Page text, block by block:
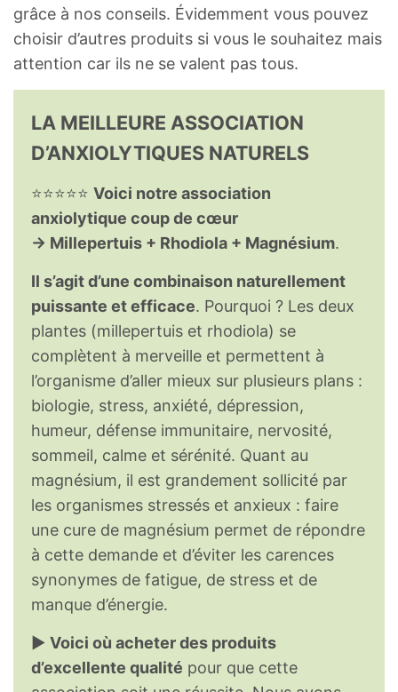
grâce à nos conseils. Évidemment vous pouvez
choisir d’autres produits si vous le souhaitez mais
attention car ils ne se valent pas tous.
LA MEILLEURE ASSOCIATION
D’ANXIOLYTIQUES NATURELS
⭐⭐⭐⭐⭐ Voici notre association
anxiolytique coup de cœur
→ Millepertuis + Rhodiola + Magnésium.
Il s’agit d’une combinaison naturellement
puissante et efficace. Pourquoi ? Les deux
plantes (millepertuis et rhodiola) se
complètent à merveille et permettent à
l’organisme d’aller mieux sur plusieurs plans :
biologie, stress, anxiété, dépression,
humeur, défense immunitaire, nervosité,
sommeil, calme et sérénité. Quant au
magnésium, il est grandement sollicité par
les organismes stressés et anxieux : faire
une cure de magnésium permet de répondre
à cette demande et d’éviter les carences
synonymes de fatigue, de stress et de
manque d’énergie.
► Voici où acheter des produits
d’excellente qualité pour que cette